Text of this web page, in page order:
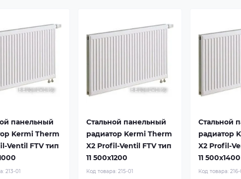
панельный
Kermi Therm
Ventil FTV тип
213-01
Стальной панельный
радиатор Kermi Therm
X2 Profil-Ventil FTV тип
11 500x1200
Код товара: 215-01
Стальной
радиатор
X2 Profil-
11 500x1400
Код товара:216-